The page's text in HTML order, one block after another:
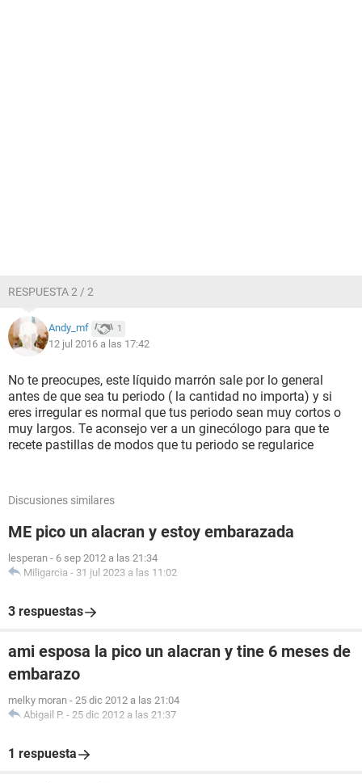
RESPUESTA 2 / 2
Andy_mf 1
12 jul 2016 a las 17:42
No te preocupes, este líquido marrón sale por lo general
antes de que sea tu periodo ( la cantidad no importa) y si
eres irregular es normal que tus periodo sean muy cortos o
muy largos. Te aconsejo ver a un ginecólogo para que te
recete pastillas de modos que tu periodo se regularice
Discusiones similares
ME pico un alacran y estoy embarazada
lesperan - 6 sep 2012 a las 21:34
Miligarcia - 31 jul 2023 a las 11:02
3 respuestas
ami esposa la pico un alacran y tine 6 meses de
embarazo
melky moran - 25 dic 2012 a las 21:04
Abigail P. - 25 dic 2012 a las 21:37
1 respuesta